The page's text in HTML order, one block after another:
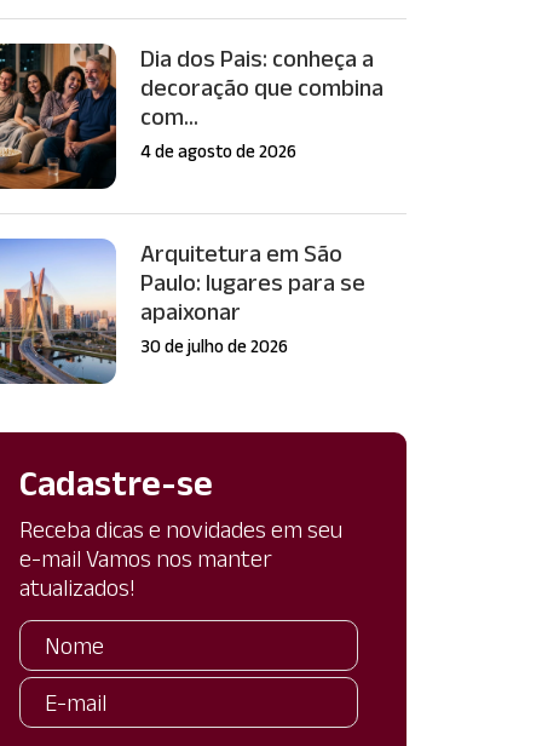
Dia dos Pais: conheça a
decoração que combina
com...
4 de agosto de 2026
Arquitetura em São
Paulo: lugares para se
apaixonar
30 de julho de 2026
Cadastre-se
Receba dicas e novidades em seu
e-mail Vamos nos manter
atualizados!